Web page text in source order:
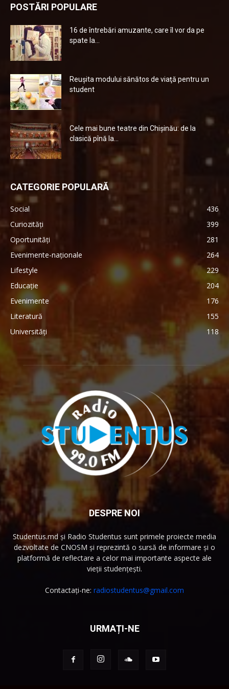
POSTĂRI POPULARE
16 de întrebări amuzante, care îl vor da pe
spate la...
Reuşita modului sănătos de viaţă pentru un
student
Cele mai bune teatre din Chişinău: de la
clasică pînă la...
CATEGORIE POPULARĂ
Social
436
Curiozități
399
Oportunități
281
Evenimente-naționale
264
Lifestyle
229
Educație
204
Evenimente
176
Literatură
155
Universități
118
DESPRE NOI
Studentus.md și Radio Studentus sunt primele proiecte media
dezvoltate de CNOSM și reprezintă o sursă de informare și o
platformă de reflectare a celor mai importante aspecte ale
vieții studențești.
Contactați-ne: radiostudentus@gmail.com
URMAȚI-NE